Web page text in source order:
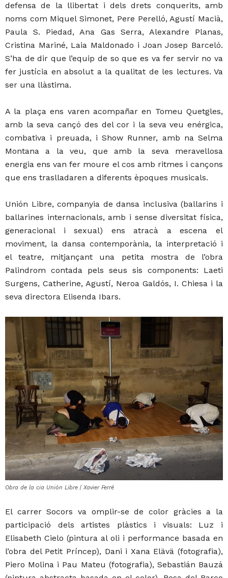
defensa de la llibertat i dels drets conquerits, amb
noms com Miquel Simonet, Pere Perelló, Agustí Macià,
Paula S. Piedad, Ana Gas Serra, Alexandre Planas,
Cristina Mariné, Laia Maldonado i Joan Josep Barceló.
S’ha de dir que l’equip de so que es va fer servir no va
fer justícia en absolut a la qualitat de les lectures. Va
ser una llàstima.
A la plaça ens varen acompañar en Tomeu Quetgles,
amb la seva cançó des del cor i la seva veu enérgica,
combativa i preuada, i Show Runner, amb na Selma
Montana a la veu, que amb la seva meravellosa
energia ens van fer moure el cos amb ritmes i cançons
que ens traslladaren a diferents èpoques musicals.
Unión Libre, companyia de dansa inclusiva (ballarins i
ballarines internacionals, amb i sense diversitat física,
generacional i sexual) ens atracà a escena el
moviment, la dansa contemporània, la interpretació i
el teatre, mitjançant una petita mostra de l’obra
Palindrom contada pels seus sis components: Laeti
Surgens, Catherine, Agustí, Neroa Galdós, I. Chiesa i la
seva directora Elisenda Ibars.
Obra de la cia Unión Libre | Xavier Ferré
El carrer Socors va omplir-se de color gràcies a la
participació dels artistes plàstics i visuals: Luz i
Elisabeth Cielo (pintura al oli i performance basada en
l’obra del Petit Príncep), Dani i Xana Elävä (fotografia),
Piero Molina i Pau Mateu (fotografia), Sebastián Bauzá